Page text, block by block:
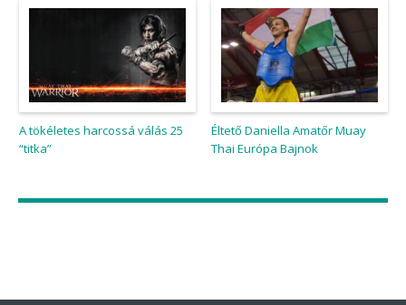
A tökéletes harcossá válás 25
“titka”
Éltető Daniella Amatőr Muay
Thai Európa Bajnok